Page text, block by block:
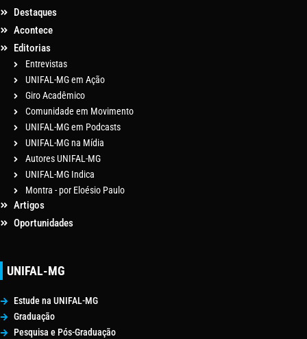
Destaques
Acontece
Editorias
Entrevistas
UNIFAL-MG em Ação
Giro Acadêmico
Comunidade em Movimento
UNIFAL-MG em Podcasts
UNIFAL-MG na Mídia
Autores UNIFAL-MG
UNIFAL-MG Indica
Montra - por Eloésio Paulo
Artigos
Oportunidades
UNIFAL-MG
Estude na UNIFAL-MG
Graduação
Pesquisa e Pós-Graduação